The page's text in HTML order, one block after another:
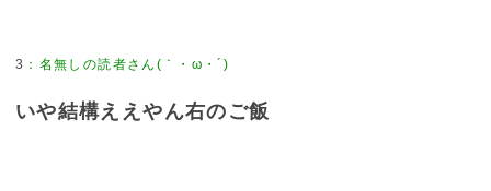
3 ： 名無しの読者さん(｀・ω・´)
いや結構ええやん右のご飯